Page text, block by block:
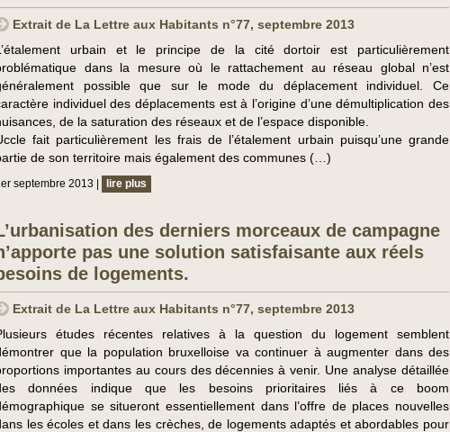
Extrait de La Lettre aux Habitants n°77, septembre 2013
urbain et le principe de la cité dortoir est particulièrement
dans la mesure où le rattachement au réseau global n’est
possible que sur le mode du déplacement individuel. Ce
individuel des déplacements est à l’origine d’une démultiplication des
de la saturation des réseaux et de l’espace disponible.
fait particulièrement les frais de l’étalement urbain puisqu’une grande
de son territoire mais également des communes (…)
septembre 2013 | lire plus
des derniers morceaux de campagne
pas une solution satisfaisante aux réels
de logements.
Extrait de La Lettre aux Habitants n°77, septembre 2013
études récentes relatives à la question du logement semblent
que la population bruxelloise va continuer à augmenter dans des
importantes au cours des décennies à venir. Une analyse détaillée
données indique que les besoins prioritaires liés à ce boom
se situeront essentiellement dans l’offre de places nouvelles
les écoles et dans les crèches, de logements adaptés et abordables pour